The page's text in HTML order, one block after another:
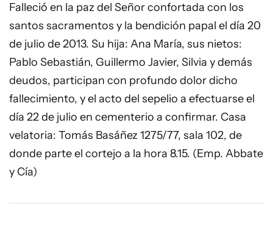
Falleció en la paz del Señor confortada con los
santos sacramentos y la bendición papal el día 20
de julio de 2013. Su hija: Ana María, sus nietos:
Pablo Sebastián, Guillermo Javier, Silvia y demás
deudos, participan con profundo dolor dicho
fallecimiento, y el acto del sepelio a efectuarse el
día 22 de julio en cementerio a confirmar. Casa
velatoria: Tomás Basáñez 1275/77, sala 102, de
donde parte el cortejo a la hora 8.15. (Emp. Abbate
y Cía)